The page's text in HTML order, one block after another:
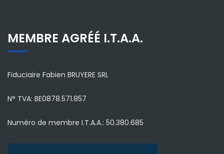
MEMBRE AGRÉÉ I.T.A.A.
Fiduciaire Fabien BRUYERE SRL
N° TVA: BE0878.571.857
Numéro de membre I.T.A.A.: 50.380.685